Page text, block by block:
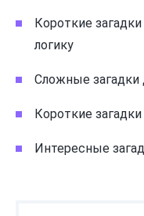
Короткие
логику
Сложные загадки
Короткие
Интересные